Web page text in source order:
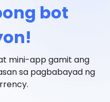
bot
mini-app gamit ang
sa pagbabayad ng